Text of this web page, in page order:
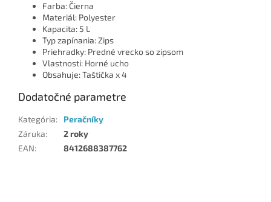
Farba: Čierna
Materiál: Polyester
Kapacita: 5 L
Typ zapínania: Zips
Priehradky: Predné vrecko so zipsom
Vlastnosti: Horné ucho
Obsahuje: Taštička x 4
Dodatočné parametre
Kategória:
Peračníky
Záruka:
2 roky
EAN: 8412688387762